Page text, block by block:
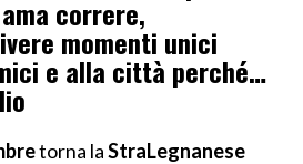
correre,
momenti unici
e alla città perché…
torna laStraLegnanese